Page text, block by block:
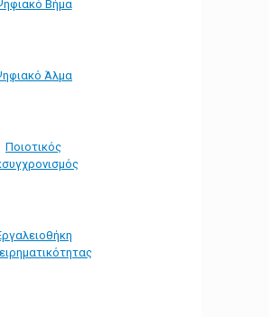
Βήμα
Άλμα
Ποιοτικός